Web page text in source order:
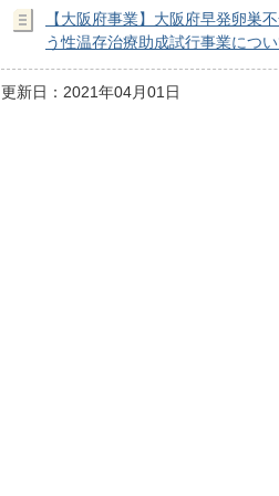
【大阪府事業】大阪府早発卵巣
う性温存治療助成試行事業につ
更新日：2021年04月01日